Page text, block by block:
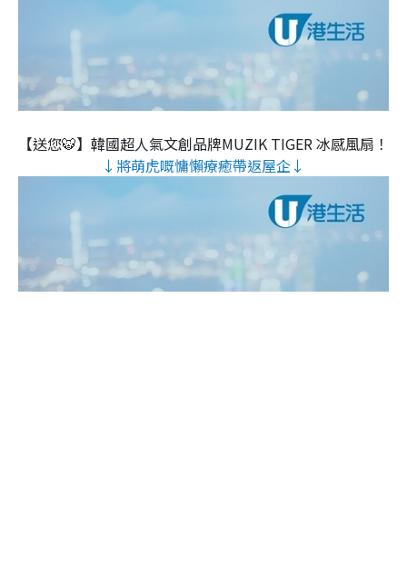
【送您🐯】韓國超人氣文創品牌MUZIK TIGER 冰感風扇！
↓將萌虎嘅慵懶療癒帶返屋企↓